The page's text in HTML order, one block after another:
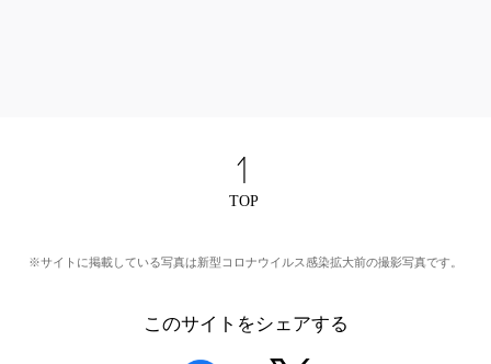
※サイトに掲載している写真は新型コロナウイルス感染拡大前の撮影写真です。
このサイトをシェアする